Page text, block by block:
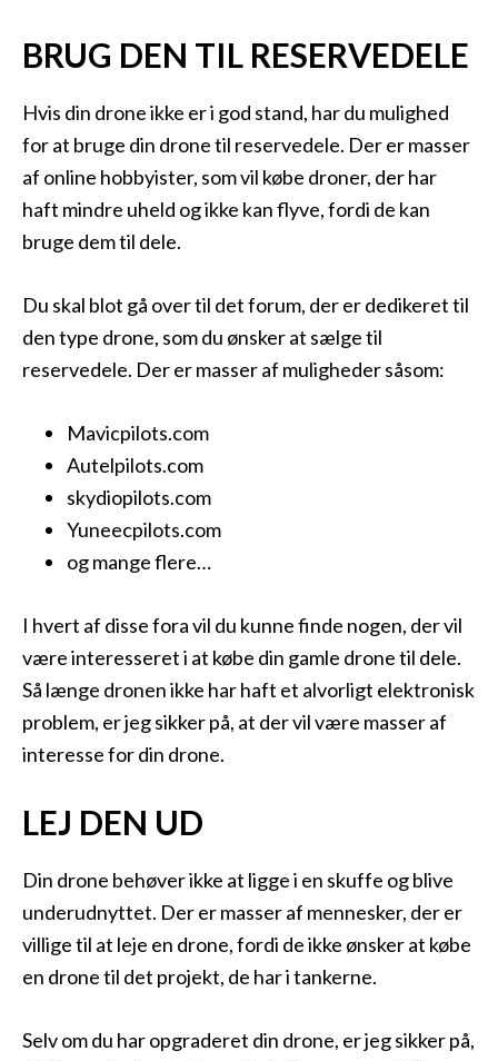
BRUG DEN TIL RESERVEDELE
Hvis din drone ikke er i god stand, har du mulighed
for at bruge din drone til reservedele. Der er masser
af online hobbyister, som vil købe droner, der har
haft mindre uheld og ikke kan flyve, fordi de kan
bruge dem til dele.
Du skal blot gå over til det forum, der er dedikeret til
den type drone, som du ønsker at sælge til
reservedele. Der er masser af muligheder såsom:
Mavicpilots.com
Autelpilots.com
skydiopilots.com
Yuneecpilots.com
og mange flere…
I hvert af disse fora vil du kunne finde nogen, der vil
være interesseret i at købe din gamle drone til dele.
Så længe dronen ikke har haft et alvorligt elektronisk
problem, er jeg sikker på, at der vil være masser af
interesse for din drone.
LEJ DEN UD
Din drone behøver ikke at ligge i en skuffe og blive
underudnyttet. Der er masser af mennesker, der er
villige til at leje en drone, fordi de ikke ønsker at købe
en drone til det projekt, de har i tankerne.
Selv om du har opgraderet din drone, er jeg sikker på,